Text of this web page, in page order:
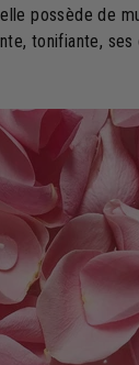
possède de
tonifiante,